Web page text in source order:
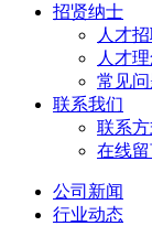
招贤纳士
人才
人才
常见
联系我们
联系
在线
公司新闻
行业动态